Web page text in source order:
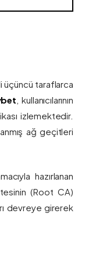
üçüncü taraflarca
, kullanıcılarının
izlemektedir.
ağ geçitleri
hazırlanan
(Root CA)
devreye girerek